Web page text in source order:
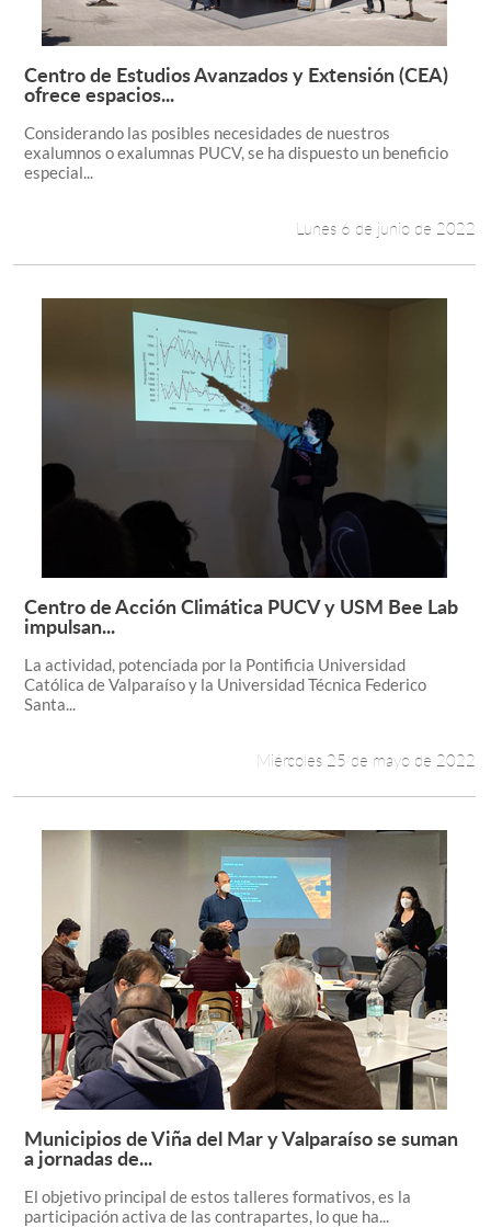
Leer más +
Centro de Estudios Avanzados y Extensión (CEA)
ofrece espacios...
Considerando las posibles necesidades de nuestros
exalumnos o exalumnas PUCV, se ha dispuesto un beneficio
especial...
Lunes 6 de junio de 2022
Leer más +
Centro de Acción Climática PUCV y USM Bee Lab
impulsan...
La actividad, potenciada por la Pontificia Universidad
Católica de Valparaíso y la Universidad Técnica Federico
Santa...
Miércoles 25 de mayo de 2022
Leer más +
Municipios de Viña del Mar y Valparaíso se suman
a jornadas de...
El objetivo principal de estos talleres formativos, es la
participación activa de las contrapartes, lo que ha...